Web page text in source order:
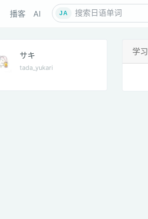
播客 AI JA
サキ
tada_yukari
学